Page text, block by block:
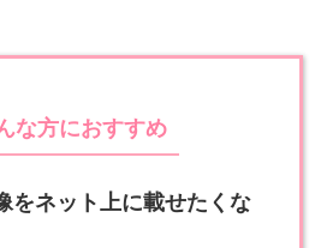
な方におすすめ
をネット上に載せたくな